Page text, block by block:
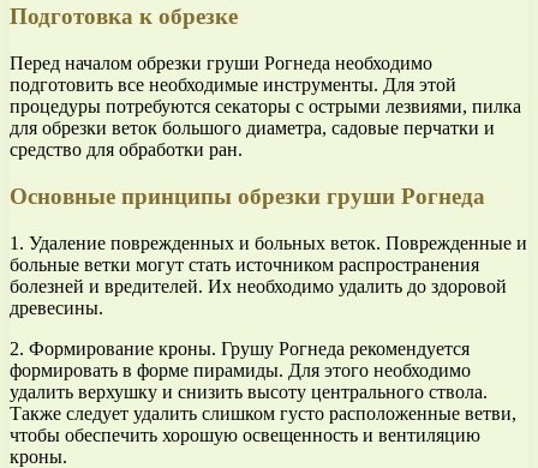
Подготовка к обрезке
Перед началом обрезки груши Рогнеда необходимо
подготовить все необходимые инструменты. Для этой
процедуры потребуются секаторы с острыми лезвиями, пилка
для обрезки веток большого диаметра, садовые перчатки и
средство для обработки ран.
Основные принципы обрезки груши Рогнеда
1. Удаление поврежденных и больных веток. Поврежденные и
больные ветки могут стать источником распространения
болезней и вредителей. Их необходимо удалить до здоровой
древесины.
2. Формирование кроны. Грушу Рогнеда рекомендуется
формировать в форме пирамиды. Для этого необходимо
удалить верхушку и снизить высоту центрального ствола.
Также следует удалить слишком густо расположенные ветви,
чтобы обеспечить хорошую освещенность и вентиляцию
кроны.